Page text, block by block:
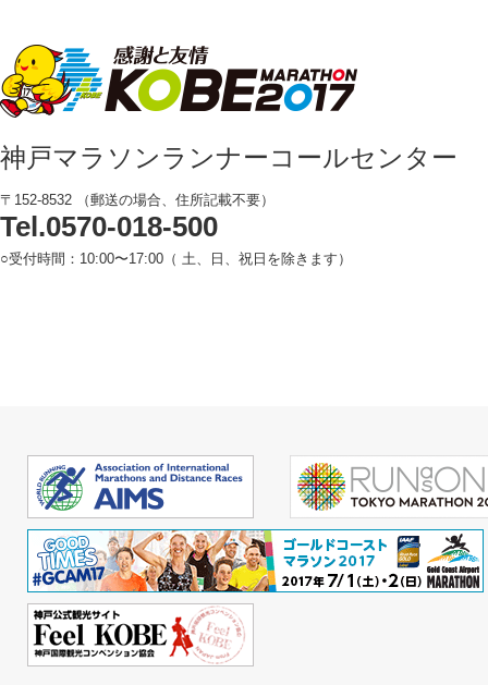
神戸マラソンランナーコールセンター
〒152-8532 （郵送の場合、住所記載不要）
Tel.0570-018-500
○受付時間：10:00〜17:00（ 土、日、祝日を除きます）